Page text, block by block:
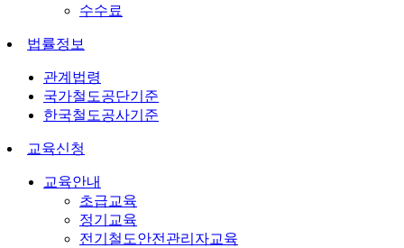
수수료
법률정보
관계법령
국가철도공단기준
한국철도공사기준
교육신청
교육안내
초급교육
정기교육
전기철도안전관리자교육